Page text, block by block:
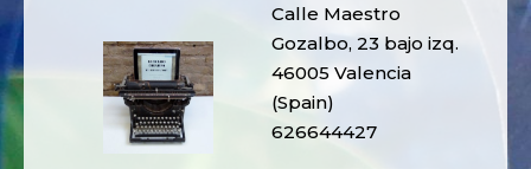
Calle Maestro
Gozalbo, 23 bajo izq.
46005 Valencia
(Spain)
626644427